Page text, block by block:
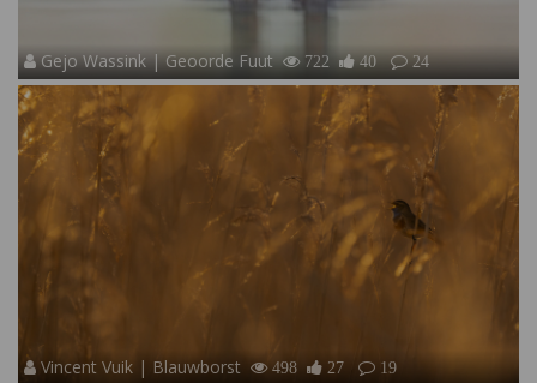
Gejo Wassink | Geoorde Fuut 722 40 24
Vincent Vuik | Blauwborst 498 27 19